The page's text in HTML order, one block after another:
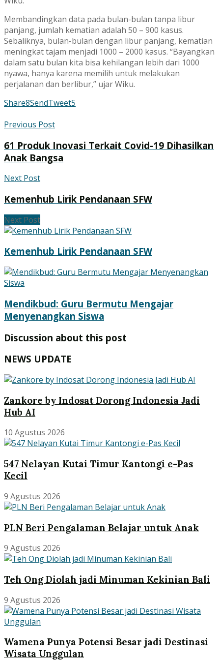
Membandingkan data pada bulan-bulan tanpa libur
panjang, jumlah kematian adalah 50 – 900 kasus.
Sebaliknya, bulan-bulan dengan libur panjang, kematian
meningkat tajam menjadi 1000 – 2000 kasus. “Bayangkan
dalam satu bulan kita bisa kehilangan lebih dari 1000
nyawa, hanya karena memilih untuk melakukan
perjalanan dan berlibur,” ujar Wiku.
Share8SendTweet5
Previous Post
61 Produk Inovasi Terkait Covid-19 Dihasilkan
Anak Bangsa
Next Post
Kemenhub Lirik Pendanaan SFW
Next Post
Kemenhub Lirik Pendanaan SFW
Mendikbud: Guru Bermutu Mengajar
Menyenangkan Siswa
Discussion about this post
NEWS UPDATE
Zankore by Indosat Dorong Indonesia Jadi
Hub AI
10 Agustus 2026
547 Nelayan Kutai Timur Kantongi e-Pas
Kecil
9 Agustus 2026
PLN Beri Pengalaman Belajar untuk Anak
9 Agustus 2026
Teh Ong Diolah jadi Minuman Kekinian Bali
9 Agustus 2026
Wamena Punya Potensi Besar jadi Destinasi
Wisata Unggulan